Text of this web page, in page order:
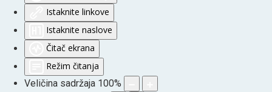
Istaknite linkove
Istaknite naslove
Čitač ekrana
Režim čitanja
Veličina sadržaja 100%